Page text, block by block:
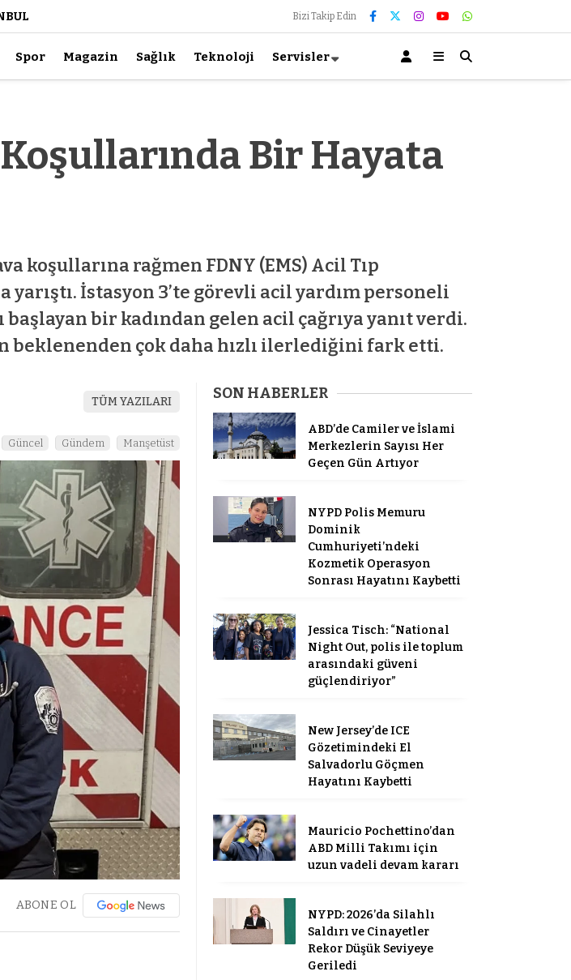
Bizi Takip Edin
Spor Magazin Sağlık Teknoloji Servisler
Bir Hayata
koşullarına rağmen FDNY (EMS) Acil Tıp
İstasyon 3’te görevli acil yardım personeli
başlayan bir kadından gelen acil çağrıya yanıt verdi.
beklenenden çok daha hızlı ilerlediğini fark etti.
TÜM YAZILARI
Güncel Gündem Manşetüst
ABONE OL
SON HABERLER
ABD’de Camiler ve İslami
Merkezlerin Sayısı Her
Geçen Gün Artıyor
NYPD Polis Memuru
Dominik
Cumhuriyeti’ndeki
Kozmetik Operasyon
Sonrası Hayatını Kaybetti
Jessica Tisch: “National
Night Out, polis ile toplum
arasındaki güveni
güçlendiriyor”
New Jersey’de ICE
Gözetimindeki El
Salvadorlu Göçmen
Hayatını Kaybetti
Mauricio Pochettino’dan
ABD Milli Takımı için
uzun vadeli devam kararı
NYPD: 2026’da Silahlı
Saldırı ve Cinayetler
Rekor Düşük Seviyeye
Geriledi